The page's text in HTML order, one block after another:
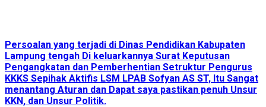
Persoalan yang terjadi di Dinas Pendidikan Kabupaten
Lampung tengah Di keluarkannya Surat Keputusan
Pengangkatan dan Pemberhentian Setruktur Pengurus
KKKS Sepihak Aktifis LSM LPAB Sofyan AS ST, Itu Sangat
menantang Aturan dan Dapat saya pastikan penuh Unsur
KKN, dan Unsur Politik.